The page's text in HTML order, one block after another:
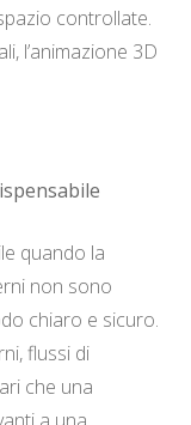
controllate.
l’animazione 3D
quando la
non sono
chiaro e sicuro.
flussi di
che una